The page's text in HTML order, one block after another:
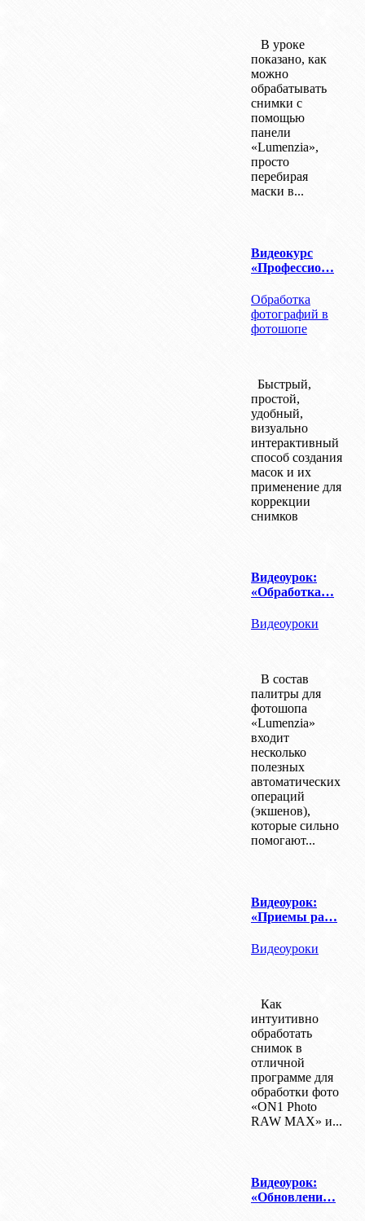
В уроке
показано, как
можно
обрабатывать
снимки с
помощью
панели
«Lumenzia»,
просто
перебирая
маски в...
Видеокурс
«Профессио…
Обработка
фотографий в
фотошопе
Быстрый,
простой,
удобный,
визуально
интерактивный
способ создания
масок и их
применение для
коррекции
снимков
Видеоурок:
«Обработка…
Видеоуроки
В состав
палитры для
фотошопа
«Lumenzia»
входит
несколько
полезных
автоматических
операций
(экшенов),
которые сильно
помогают...
Видеоурок:
«Приемы ра…
Видеоуроки
Как
интуитивно
обработать
снимок в
отличной
программе для
обработки фото
«ON1 Photo
RAW MAX» и...
Видеоурок:
«Обновлени…